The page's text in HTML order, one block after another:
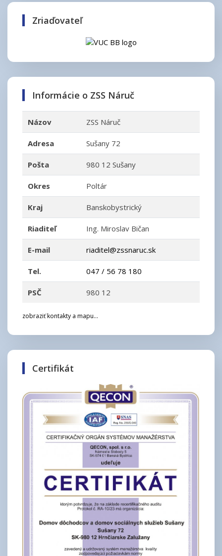
Zriaďovateľ
Informácie o ZSS Náruč
Názov ZSS Náruč
Adresa Sušany 72
Pošta 980 12 Sušany
Okres Poltár
Kraj Banskobystrický
Riaditeľ Ing. Miroslav Bičan
E-mail riaditel@zssnaruc.sk
Tel. 047 / 56 78 180
PSČ 980 12
zobraziť kontakty a mapu...
Certifikát